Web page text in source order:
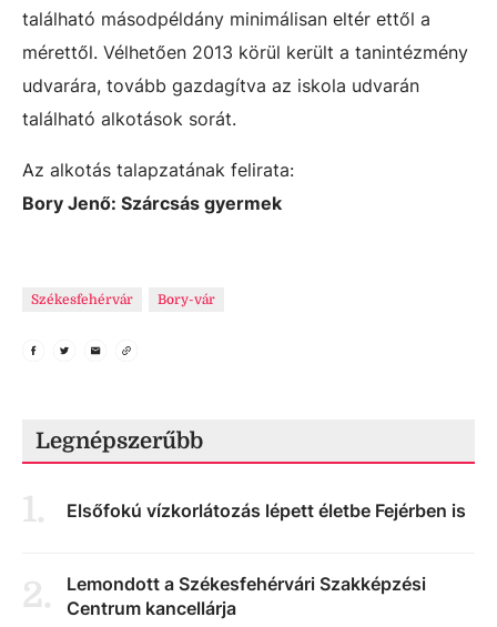
található másodpéldány minimálisan eltér ettől a
mérettől. Vélhetően 2013 körül került a tanintézmény
udvarára, tovább gazdagítva az iskola udvarán
található alkotások sorát.
Az alkotás talapzatának felirata:
Bory Jenő: Szárcsás gyermek
Székesfehérvár Bory-vár
Legnépszerűbb
1. Elsőfokú vízkorlátozás lépett életbe Fejérben is
2.
Lemondott a Székesfehérvári Szakképzési
Centrum kancellárja